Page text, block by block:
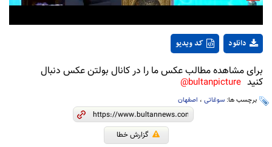
کد ویدیو دانلود
برای مشاهده مطالب عکس ما را در کانال بولتن عکس دنبال
کنید bultanpicture@
برچسب ها: سوغاتی ، اصفهان
گزارش خطا